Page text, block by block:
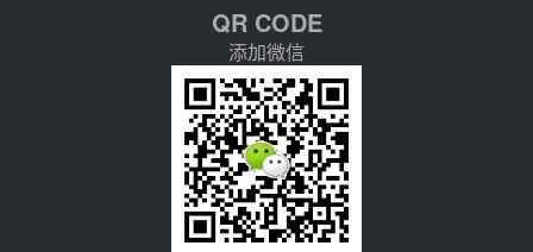
QR CODE
添加微信